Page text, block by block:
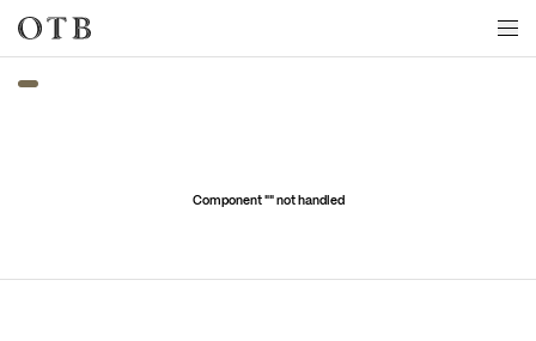
Skip to main content
Component "" not handled